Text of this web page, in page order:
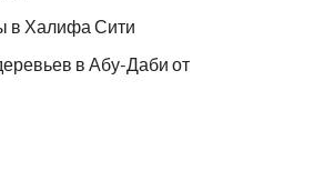
в Халифа Сити
в Абу-Даби от